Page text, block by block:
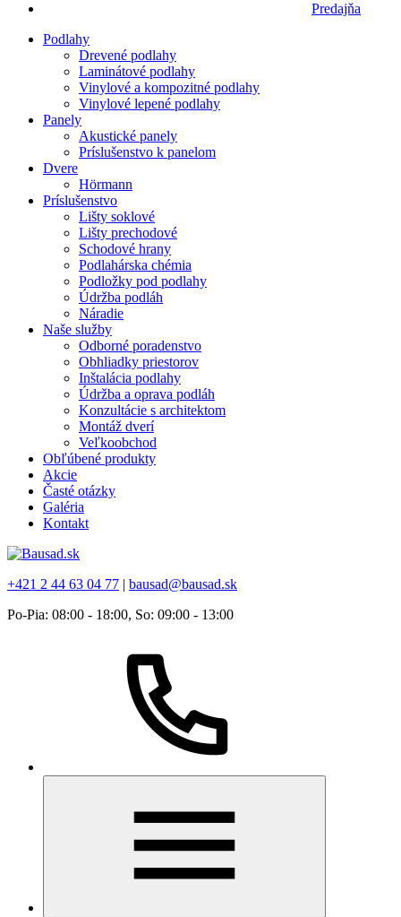
Predajňa
Podlahy
Drevené podlahy
Laminátové podlahy
Vinylové a kompozitné podlahy
Vinylové lepené podlahy
Panely
Akustické panely
Príslušenstvo k panelom
Dvere
Hörmann
Príslušenstvo
Lišty soklové
Lišty prechodové
Schodové hrany
Podlahárska chémia
Podložky pod podlahy
Údržba podláh
Náradie
Naše služby
Odborné poradenstvo
Obhliadky priestorov
Inštalácia podlahy
Údržba a oprava podláh
Konzultácie s architektom
Montáž dverí
Veľkoobchod
Obľúbené produkty
Akcie
Časté otázky
Galéria
Kontakt
+421 2 44 63 04 77 | bausad@bausad.sk
Po-Pia: 08:00 - 18:00, So: 09:00 - 13:00